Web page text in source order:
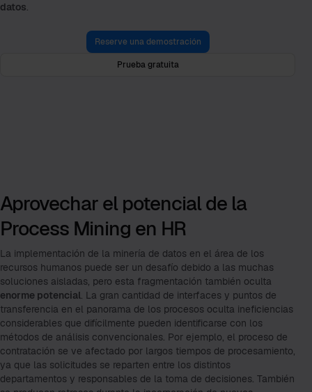
datos.
Reserve una demostración
Prueba gratuita
Aprovechar el potencial de la
Process Mining en HR
La implementación de la minería de datos en el área de los
recursos humanos puede ser un desafío debido a las muchas
soluciones aisladas, pero esta fragmentación también oculta
enorme potencial. La gran cantidad de interfaces y puntos de
transferencia en el panorama de los procesos oculta ineficiencias
considerables que difícilmente pueden identificarse con los
métodos de análisis convencionales. Por ejemplo, el proceso de
contratación se ve afectado por largos tiempos de procesamiento,
ya que las solicitudes se reparten entre los distintos
departamentos y responsables de la toma de decisiones. También